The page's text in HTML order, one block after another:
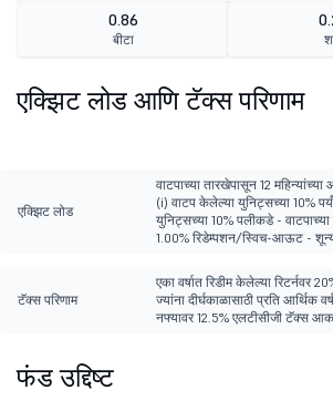
0.86
बीटा
एक्झिट लोड आणि टॅक्स परिणाम
एक्झिट लोड
वाटपाच्या तारखेपासून 12
(i) वाटप केलेल्या युनिट्सच्या 10%
युनिट्सच्या 10% पलीकडे - वाटपाच्या
1.00% रिडेम्पशन/स्विच-आऊट -
टॅक्स परिणाम
एका वर्षात रिडीम केलेल्या रिटर्नवर
ज्यांना दीर्घकाळासाठी प्रति आर्थिक
नफ्यावर 12.5% एलटीसीजी टॅक्स
फंड उद्दिष्ट